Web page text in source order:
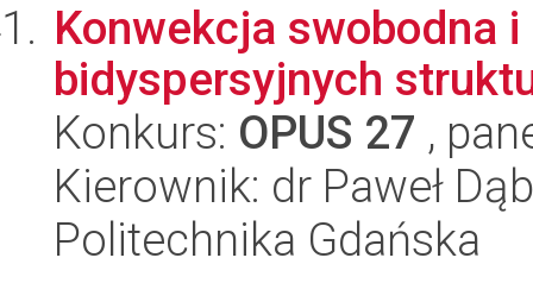
Konwekcja swobodna
bidyspersyjnych
Konkurs: OPUS 27 ,
Kierownik: dr Paweł
Politechnika Gdańska